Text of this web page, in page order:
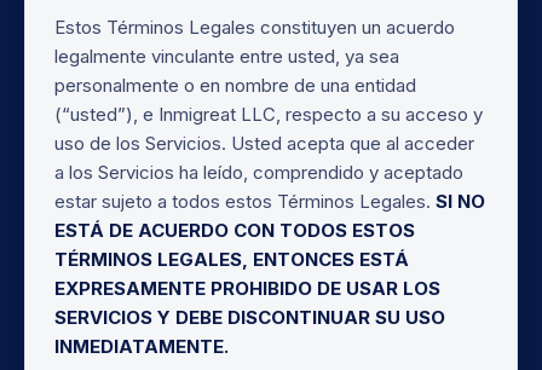
Estos Términos Legales constituyen un acuerdo
legalmente vinculante entre usted, ya sea
personalmente o en nombre de una entidad
(“usted”), e Inmigreat LLC, respecto a su acceso y
uso de los Servicios. Usted acepta que al acceder
a los Servicios ha leído, comprendido y aceptado
estar sujeto a todos estos Términos Legales. SI NO
ESTÁ DE ACUERDO CON TODOS ESTOS
TÉRMINOS LEGALES, ENTONCES ESTÁ
EXPRESAMENTE PROHIBIDO DE USAR LOS
SERVICIOS Y DEBE DISCONTINUAR SU USO
INMEDIATAMENTE.